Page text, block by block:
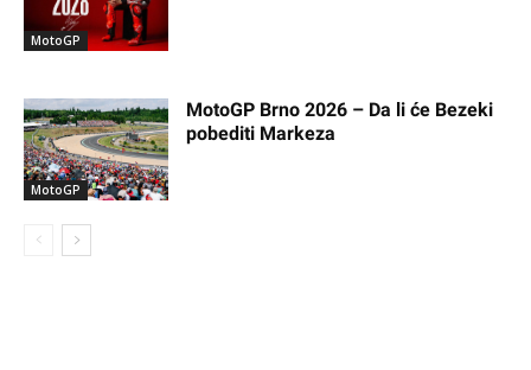
MotoGP
MotoGP
MotoGP Brno 2026 – Da li će Bezeki
pobediti Markeza